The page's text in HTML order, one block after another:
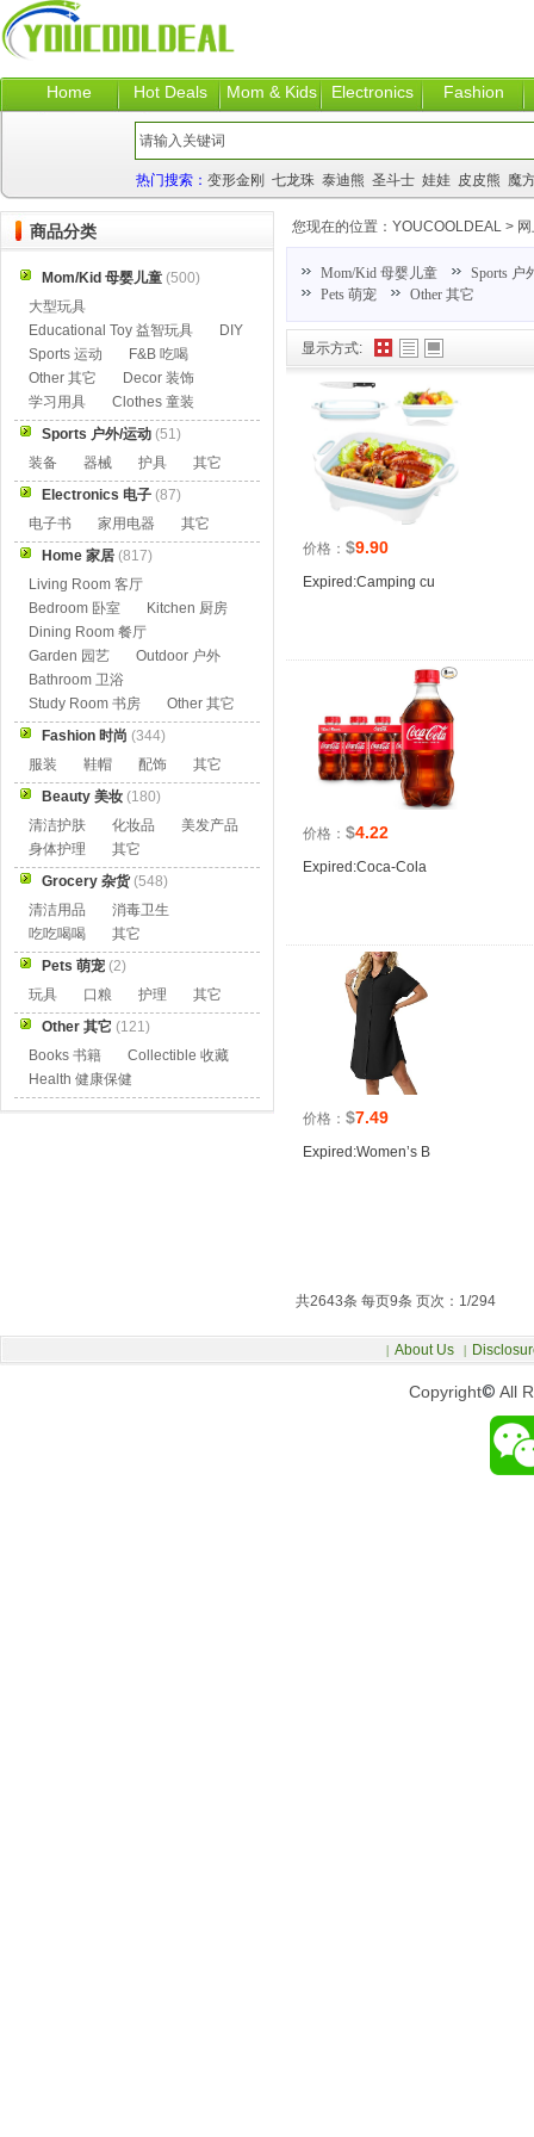
Home Hot Deals Mom & Kids Electronics Fashion
热门搜索： 变形金刚 七龙珠 泰迪熊 圣斗士 娃娃 皮皮熊 魔
显示方式:
价格： $9.90
Expired:Camping cu
价格： $4.22
Expired:Coca-Cola
价格： $7.49
Expired:Women’s B
共2643条 每页9条 页次：1/294
您现在的位置： YOUCOOLDEAL >
Mom/Kid 母婴儿童
Sports 户
Pets 萌宠
Other 其它
商品分类
Mom/Kid 母婴儿童 (500)
大型玩具
Educational Toy 益智玩具
DIY
Sports 运动
F&B 吃喝
Other 其它
Decor 装饰
学习用具
Clothes 童装
Sports 户外/运动 (51)
装备
器械 护具
其它
Electronics 电子 (87)
电子书
家用电器
其它
Home 家居 (817)
Living Room 客厅
Bedroom 卧室
Kitchen 厨房
Dining Room 餐厅
Garden 园艺
Outdoor 户外
Bathroom 卫浴
Study Room 书房
Other 其它
Fashion 时尚 (344)
服装
鞋帽 配饰
其它
Beauty 美妆 (180)
清洁护肤
化妆品
美发产品
身体护理
其它
Grocery 杂货(548)
清洁用品
消毒卫生
吃吃喝喝
其它
Pets 萌宠 (2)
玩具
口粮 护理
其它
Other 其它 (121)
Books 书籍
Collectible 收藏
Health 健康保健
Copyright© All
| About Us |